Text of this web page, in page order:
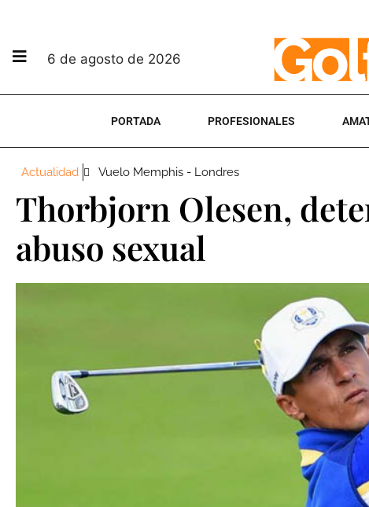
6 de agosto de 2026
PORTADA PROFESIONALES
Actualidad Vuelo Memphis - Londres
Thorbjorn Olesen,
abuso sexual